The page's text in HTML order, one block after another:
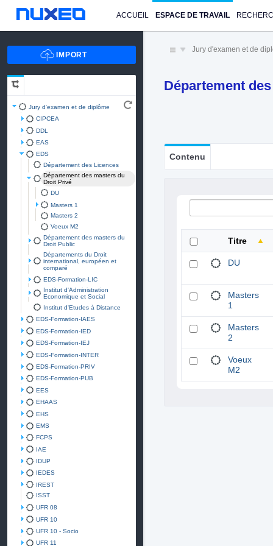
ACCUEIL ESPACE DE TRAVAIL
Jury d'examen et de diplôme
CIPCEA
DDL
EAS
EDS
Département des Licences
Département des masters du
Droit Privé
DU
Masters 1
Masters 2
Voeux M2
Département des masters du
Droit Public
Départements du Droit
international, européen et
comparé
EDS-Formation-LIC
Institut d'Administration
Economique et Social
Institut d'Etudes à Distance
EDS-Formation-IAES
EDS-Formation-IED
EDS-Formation-IEJ
EDS-Formation-INTER
EDS-Formation-PRIV
EDS-Formation-PUB
EES
EHAAS
EHS
EMS
FCPS
IAE
IDUP
IEDES
IREST
ISST
UFR 08
UFR 10
UFR 10 - Socio
UFR 11
Jury d'examen et de
Département
Contenu
Titre
DU
Masters
1
Masters
2
Voeux
M2